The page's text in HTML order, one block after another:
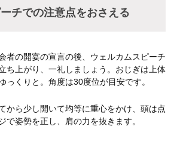
チでの注意点をおさえる
者の開宴の宣言の後、ウェルカムスピーチ
ち上がり、一礼しましょう。おじぎは上体
っくりと。角度は30度位が目安です。
から少し開いて均等に重心をかけ、頭は点
で姿勢を正し、肩の力を抜きます。